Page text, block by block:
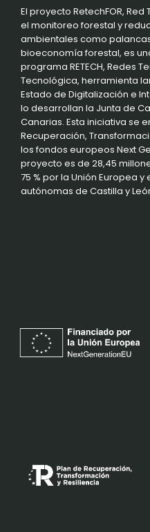
El proyecto RetechFOR,
el monitoreo forestal y
ambientales como
bioeconomía forestal, es
programa RETECH, Redes
Tecnológica, herramienta
Estado de Digitalización e
lo desarrollan la Junta de
Canarias. Esta iniciativa se
Recuperación,
los fondos europeos Next
proyecto es de 28,45
75 % por la Unión Europea
autónomas de Castilla y